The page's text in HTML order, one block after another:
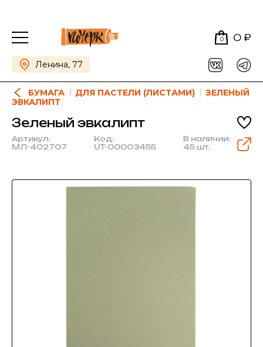
0 0 ₽
Ленина, 77
БУМАГА ДЛЯ ПАСТЕЛИ (ЛИСТАМИ)
ЗЕЛЕНЫЙ
ЭВКАЛИПТ
Зеленый эвкалипт
Артикул:
МЛ-402707
Код:
UT-00003455
В наличии:
45 шт.